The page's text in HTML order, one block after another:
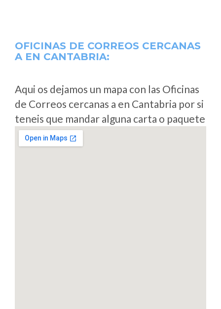
OFICINAS DE CORREOS CERCANAS
A EN CANTABRIA:
Aqui os dejamos un mapa con las Oficinas
de Correos cercanas a en Cantabria por si
teneis que mandar alguna carta o paquete